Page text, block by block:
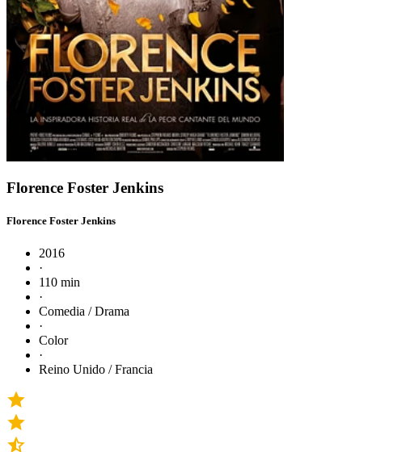
Florence Foster Jenkins
Florence Foster Jenkins
2016
·
110 min
·
Comedia / Drama
·
Color
·
Reino Unido / Francia